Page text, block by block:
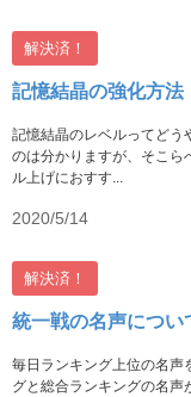
解決済！
記憶結晶の強化方法
記憶結晶のレベルってどう
のは分かりますが、そこら
ル上げにおすす...
2020/5/14
解決済！
統一戦の名声につい
毎日ランキング上位の名声
グと総合ランキングの名声